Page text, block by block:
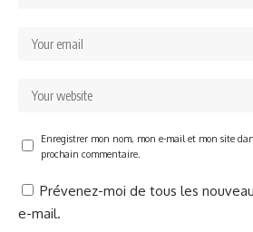
Enregistrer mon nom, mon e-mail et mon site
prochain commentaire.
Prévenez-moi de tous les
e-mail.